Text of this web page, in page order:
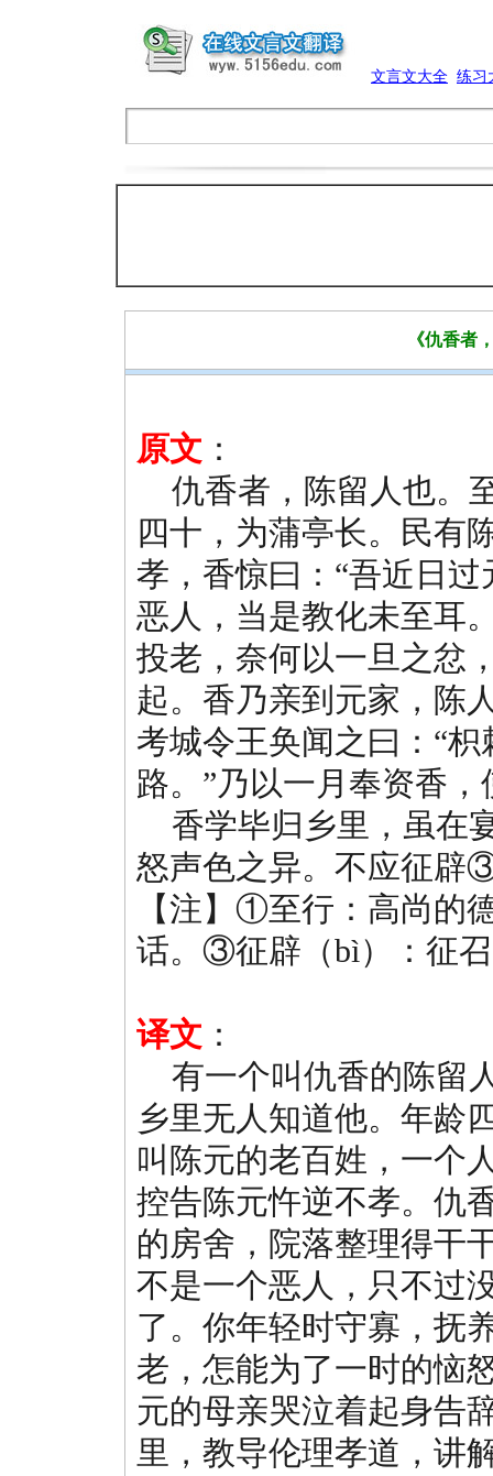
文言文大全 练习
《仇香者
原文 ：
仇香者，陈留人也。
四十，为蒲亭长。民有
孝，香惊曰：“吾近日
恶人，当是教化未至耳
投老，奈何以一旦之忿
起。香乃亲到元家，陈
考城令王奂闻之曰：“
路。”乃以一月奉资香
香学毕归乡里，虽在
怒声色之异。不应征辟
【注】①至行：高尚的
话。③征辟（bì）：征
译文 ：
有一个叫仇香的陈留
乡里无人知道他。年龄
叫陈元的老百姓，一个
控告陈元忤逆不孝。仇
的房舍，院落整理得干
不是一个恶人，只不过
了。你年轻时守寡，抚
老，怎能为了一时的恼
元的母亲哭泣着起身告
里，教导伦理孝道，讲